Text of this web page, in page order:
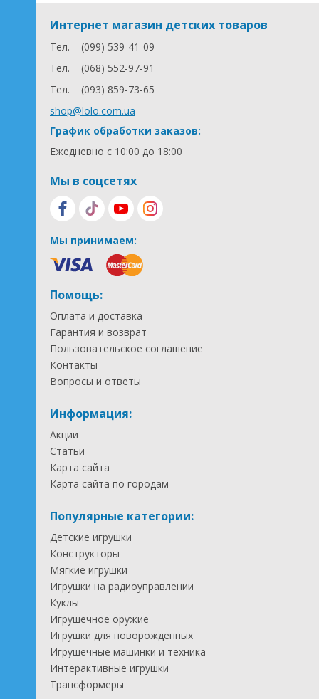
Интернет магазин детских товаров
Тел.
(099) 539-41-09
Тел.
(068) 552-97-91
Тел.
(093) 859-73-65
shop@lolo.com.ua
График обработки заказов:
Ежедневно с 10:00 до 18:00
Мы в соцсетях
Мы принимаем:
Помощь:
Оплата и доставка
Гарантия и возврат
Пользовательское соглашение
Контакты
Вопросы и ответы
Информация:
Акции
Статьи
Карта сайта
Карта сайта по городам
Популярные категории:
Детские игрушки
Конструкторы
Мягкие игрушки
Игрушки на радиоуправлении
Куклы
Игрушечное оружие
Игрушки для новорожденных
Игрушечные машинки и техника
Интерактивные игрушки
Трансформеры